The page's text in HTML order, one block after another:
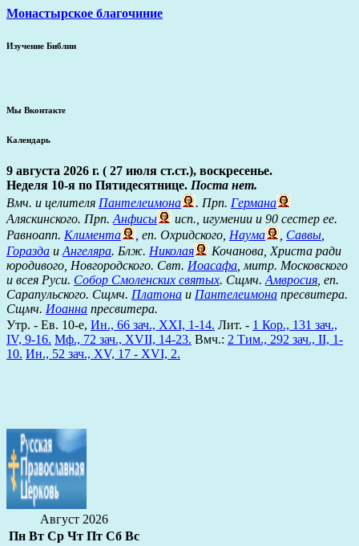
Монастырское благочиние
Изучение Библии
Мы Вконтакте
Календарь
9 августа 2026 г. ( 27 июля ст.ст.), воскресенье.
Неделя 10-я по Пятидесятнице. Поста нет.
Вмч. и целителя Пантелеимона . Прп. Германа
Аляскинского. Прп.Анфисы
исп., игумении и 90 сестер ее.
Равноапп. Климента , еп. Охридского, Наума , Саввы,
Горазда иАнгеляра. Блж. Николая
Кочанова, Христа ради
юродивого, Новгородского. Свт. Иоасафа, митр. Московского
и всея Руси. Собор Смоленских святых. Сщмч.Амвросия, еп.
Сарапульского. Сщмч. Платона и Пантелеимона пресвитера.
Сщмч. Иоанна пресвитера.
Утр. - Ев. 10-е, Ин., 66 зач., XXI, 1-14. Лит. - 1 Кор., 131 зач.,
IV, 9-16. Мф., 72 зач., XVII, 14-23. Вмч.: 2 Тим., 292 зач., II, 1-
10. Ин., 52 зач., XV, 17 - XVI, 2.
Август 2026
Пн Вт Ср Чт Пт Сб Вс